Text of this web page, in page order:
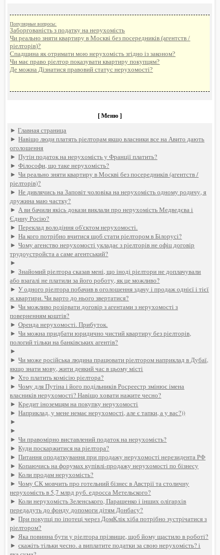
Популярные вопросы:
Заборгованість з податку на нерухомість
Чи реально зняти квартиру в Москві без посередників (агентств /
ріелторів)?
Спадщина як отримати мою нерухомість згідно із законом?
Чи має право ріелтор показувати квартиру покупцям?
Де можна Дізнатися правовий статус нерухомості?
[ Меню ]
►Главная страница
►Навіщо люди платять ріелторам якщо власники все на Авито дають
оголошення
►Путін податок на нерухомість у Франції платить?
►Філософи, що таке нерухомість?
►Чи реально зняти квартиру в Москві без посередників (агентств /
ріелторів)?
►Не дивлячись на Заповіт чоловіка на нерухомість одному родичу, я
дружина маю частку?
►А ви бачили якісь докази виклали про нерухомість Медведєва і
Єдину Росію?
►Переклад володіння об'єктом нерухомості.
►На кого потрібно вчитися щоб стати ріелтором в Білорусі?
►Чому агенство нерухомості укладає з ріелторів не офіц договір
трудоустройста а саме агентський?
►
►Знайомий ріелтора сказав мені, що іноді ріелтори не доплачували
або взагалі не платили за його роботу, як це можливо?
►У одного ріелтора побачив в оголошення здачу і продаж однієї і тієї
ж квартири. Чи варто до нього звертатися?
►Чи можливо розірвати договір з агентами з нерухомості з
поверненням коштів?
►Оренда нерухомості. Прибуток.
►Чи можна придбати юридично чистий квартиру без ріелторів,
пологий тільки на банківських агентів?
►
►Чи може російська людина працювати ріелтором наприклад в Дубаї,
якщо знати мову, жити деякий час в цьому місті
►Хто платить комісію ріелтора?
►Чому для Путіна і його подільників Росреестр змінює імена
власників нерухомості? Навіщо ховати нажите чесно?
►Кредит іноземцям на покупку нерухомості
►Наприклад, у мене немає нерухомості, але є тапки, а у вас?))
►
►
►Чи правомірно виставлений податок на нерухомість?
►Куди поскаржитися на ріелтора?
►Питання оподаткування при продажу нерухомості нерезидента РФ
►Копаючись на форумах купівлі-продажу нерухомості по бізнесу
►Коли продам нерухомість?
►Чому СК мовчить про готельний бізнес в Австрії та столичну
нерухомість в 5,7 млрд руб. едросса Метельского?
►Коли нерухомість Зеленського, Парашенко і інших олігархів
передадуть до фонду допомоги дітям Донбасу?
►При покупці по іпотеці через ДомКлік хіба потрібно зустрічатися з
ріелтором?
►Яка повинна бути у ріелтора прізвище, щоб йому щастило в роботі?
►скажіть тільки чесно. а виплатите податки за свою нерухомість? і